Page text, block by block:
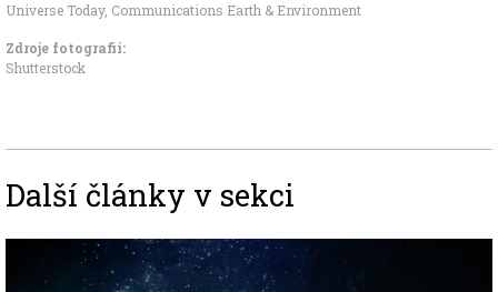
Universe Today, Communications Earth & Environment
Zdroje fotografii:
Shutterstock
Další články v sekci
Image